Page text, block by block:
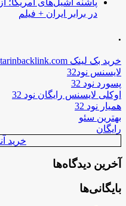
پاشنه آشیل‌های آمریکا؛
در برابر ایران + فیلم
.
خرید بک لینک behtarinbacklink.com
لایسنس نود32
پسورد نود 32
اوکلی لایسنس رایگان نود 32
همیار نود 32
بهترین سئو
رایگان
خرید
آخرین دیدگاه‌ها
بایگانی‌ها